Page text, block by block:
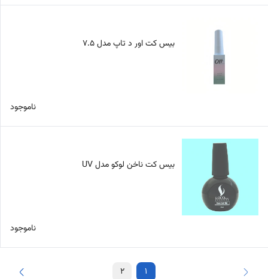
بیس کت اور د تاپ مدل 7.5
ناموجود
بیس کت ناخن لوکو مدل UV
ناموجود
1
2